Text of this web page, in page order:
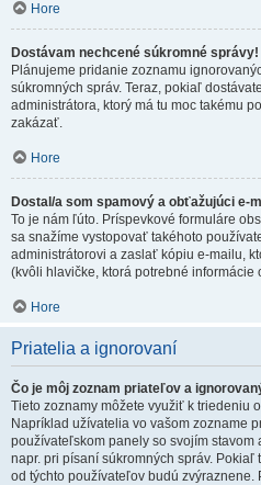
Hore
Dostávam nechcené súkromné správy!
Plánujeme pridanie zoznamu
súkromných správ. Teraz, pokiaľ
administrátora, ktorý má tu moc takému
zakázať.
Hore
Dostal/a som spamový a obťažujúci e-
To je nám ľúto. Príspevkové formuláre
sa snažíme vystopovať takéhoto
administrátorovi a zaslať kópiu e-mailu,
(kvôli hlavičke, ktorá potrebné informácie
Hore
Priatelia a ignorovaní
Čo je môj zoznam priateľov a
Tieto zoznamy môžete využiť k triedeniu
Napríklad užívatelia vo vašom zozname
používateľskom panely so svojím
napr. pri písaní súkromných správ.
od týchto používateľov budú